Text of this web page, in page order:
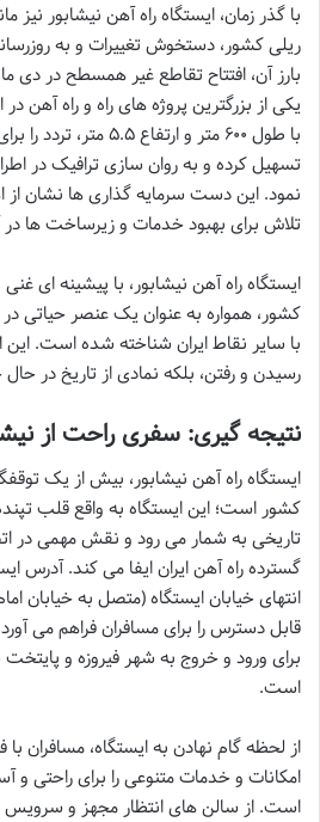
با گذر زمان، ایستگاه راه آهن نیشابور
ریلی کشور، دستخوش تغییرات و به
یکی از بزرگترین پروژه های راه و راه آهن
با طول ۶۰۰ متر و ارتفاع
تسهیل کرده و به روان سازی ترافیک در
نمود. این دست سرمایه گذاری ها نشان از
تلاش برای بهبود خدمات و زیرساخت ها در
ایستگاه راه آهن نیشابور، با پیشینه ای
کشور، همواره به عنوان یک عنصر حیاتی
با سایر نقاط ایران شناخته شده است. این
رسیدن و رفتن، بلکه نمادی از تاریخ در
نتیجه گیری: سفری راحت از
ایستگاه راه آهن نیشابور، بیش از یک
کشور است؛ این ایستگاه به واقع قلب
تاریخی به شمار می رود و نقش مهمی در
گسترده راه آهن ایران ایفا می کند. آدرس
انتهای خیابان ایستگاه (متصل به خیابان
قابل دسترس را برای مسافران فراهم می
برای ورود و خروج به شهر فیروزه و
است.
از لحظه گام نهادن به ایستگاه، مسافران
امکانات و خدمات متنوعی را برای راحتی و
است. از سالن های انتظار مجهز و سرویس